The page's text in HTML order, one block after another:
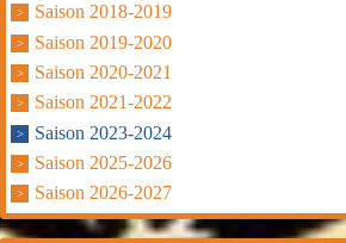
Saison 2018-2019
Saison 2019-2020
Saison 2020-2021
Saison 2021-2022
Saison 2023-2024
Saison 2025-2026
Saison 2026-2027